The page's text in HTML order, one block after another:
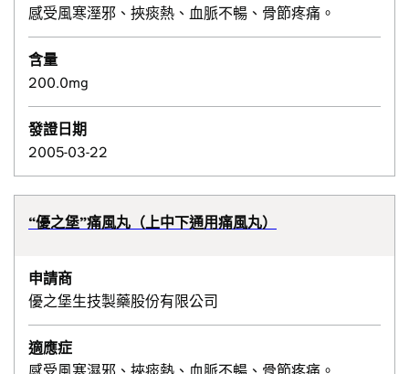
感受風寒溼邪、挾痰熱、血脈不暢、骨節疼痛。
含量
200.0mg
發證日期
2005-03-22
“優之堡”痛風丸（上中下通用痛風丸）
申請商
優之堡生技製藥股份有限公司
適應症